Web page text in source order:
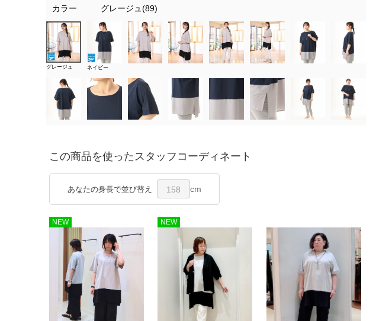
カラー
グレージュ(89)
グレージュ ネイビー
この商品を使ったスタッフコーディネート
あなたの身長で並び替え 158 cm
NEW NEW